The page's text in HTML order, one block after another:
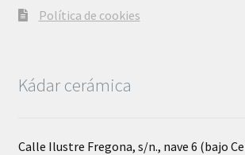
Política de cookies
Kádar cerámica
Calle Ilustre Fregona, s/n., nave 6 (bajo